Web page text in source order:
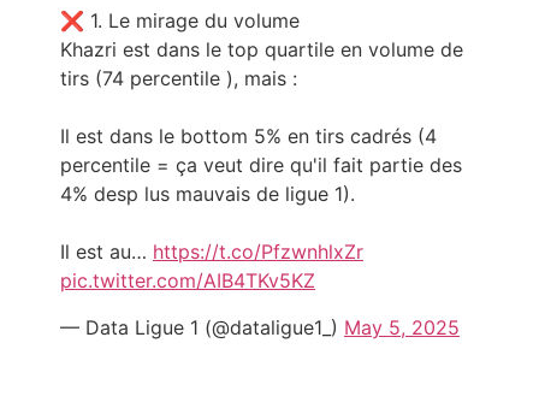
❌ 1. Le mirage du volume
Khazri est dans le top quartile en volume de
tirs (74 percentile ), mais :
Il est dans le bottom 5% en tirs cadrés (4
percentile = ça veut dire qu'il fait partie des
4% desp lus mauvais de ligue 1).
Il est au… https://t.co/PfzwnhlxZr
pic.twitter.com/AIB4TKv5KZ
— Data Ligue 1 (@dataligue1_) May 5, 2025